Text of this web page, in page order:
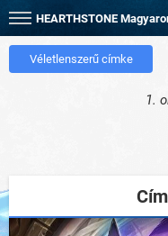
HEARTHSTONE
Véletlenszerű címke
1.